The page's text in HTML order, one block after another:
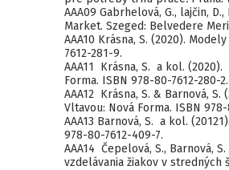
AAA09 Gabrhelová, G., lajčin,
Market. Szeged: Belvedere
AAA10 Krásna, S. (2020).
7612-281-9.
AAA11 Krásna, S. a kol.
Forma. ISBN 978-80-7612-280-2.
AAA12 Krásna, S. & Barnová,
Vltavou: Nová Forma. ISBN
AAA13 Barnová, S. a kol.
978-80-7612-409-7.
AAA14 Čepelová, S., Barnová,
vzdelávania žiakov v stredných